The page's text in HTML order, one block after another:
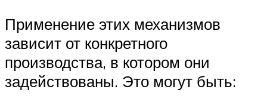
Применение этих механизмов
зависит от конкретного
производства, в котором они
задействованы. Это могут быть: